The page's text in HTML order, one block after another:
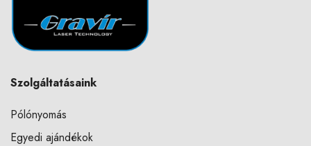
Szolgáltatásaink
Pólónyomás
Egyedi ajándékok